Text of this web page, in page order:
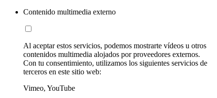
Contenido multimedia externo
Al aceptar estos servicios, podemos mostrarte vídeos u otros
contenidos multimedia alojados por proveedores externos.
Con tu consentimiento, utilizamos los siguientes servicios de
terceros en este sitio web:
Vimeo, YouTube